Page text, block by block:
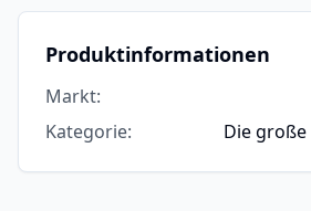
Produktinformationen
Markt:
Kategorie: Die